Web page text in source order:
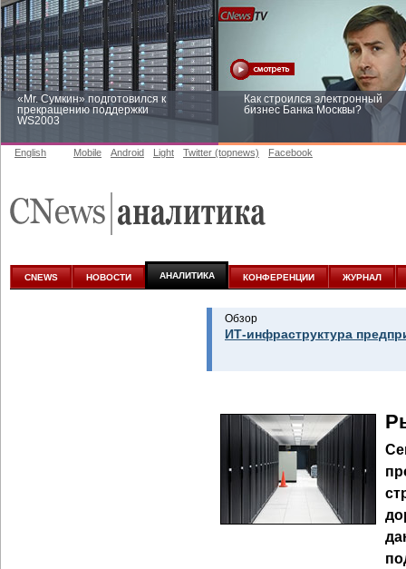
«Mr. Сумкин» подготовился к
прекращению поддержки
WS2003
Как строился электронный
бизнес Банка Москвы?
аналитике
English Mobile Android Light Twitter (topnews) Facebook
CNEWS НОВОСТИ АНАЛИТИКА КОНФЕРЕНЦИИ ЖУРНАЛ
Обзор
ИТ-инфраструктура